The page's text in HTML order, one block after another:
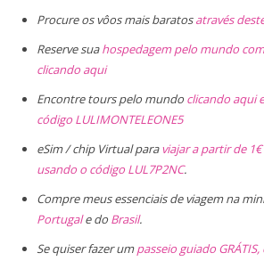
Procure os vôos mais baratosatravés
Reserve suahospedagem pelo mundo
clicando aqui
Encontre tours pelo mundo clicando aqui
código LULIMONTELEONE5
eSim / chip Virtual paraviajar a partir de
usando o código LUL7P2NC.
Compre meus essenciais de viagem na
Portugale do Brasil.
Se quiser fazer umpasseio guiado